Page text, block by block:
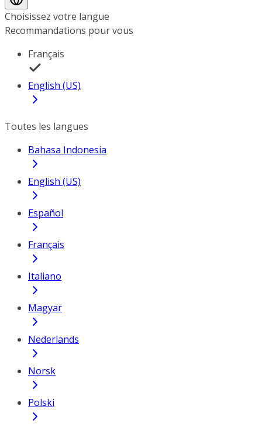
Choisissez votre langue
Recommandations pour vous
Français
English (US)
Toutes les langues
Bahasa Indonesia
English (US)
Español
Français
Italiano
Magyar
Nederlands
Norsk
Polski